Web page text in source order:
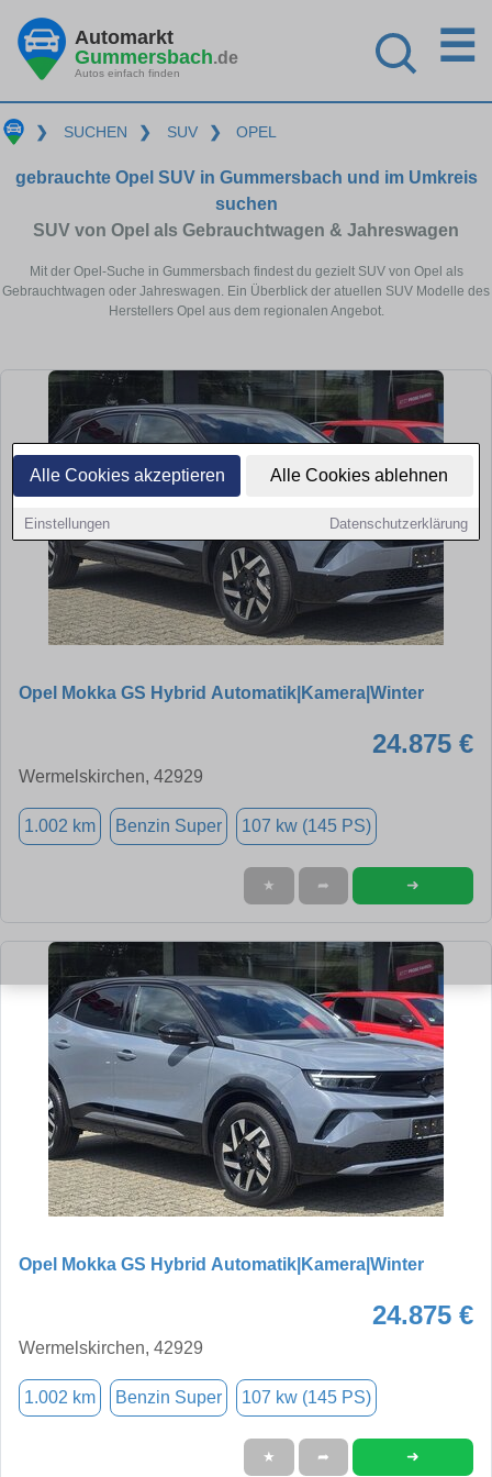
Alle Cookies akzeptieren Alle Cookies ablehnen
Einstellungen Datenschutzerklärung
Automarkt
Gummersbach.de
Autos einfach finden
☰
❯ SUCHEN ❯ SUV ❯ OPEL
gebrauchte Opel SUV in Gummersbach und im Umkreis
suchen
SUV von Opel als Gebrauchtwagen & Jahreswagen
Mit der Opel-Suche in Gummersbach findest du gezielt SUV von Opel als
Gebrauchtwagen oder Jahreswagen. Ein Überblick der atuellen SUV Modelle des
Herstellers Opel aus dem regionalen Angebot.
Opel Mokka GS Hybrid Automatik|Kamera|Winter
24.875 €
Wermelskirchen, 42929
1.002 km Benzin Super 107 kw (145 PS)
★ ➦ ➜
Opel Mokka GS Hybrid Automatik|Kamera|Winter
24.875 €
Wermelskirchen, 42929
1.002 km Benzin Super 107 kw (145 PS)
★ ➦ ➜